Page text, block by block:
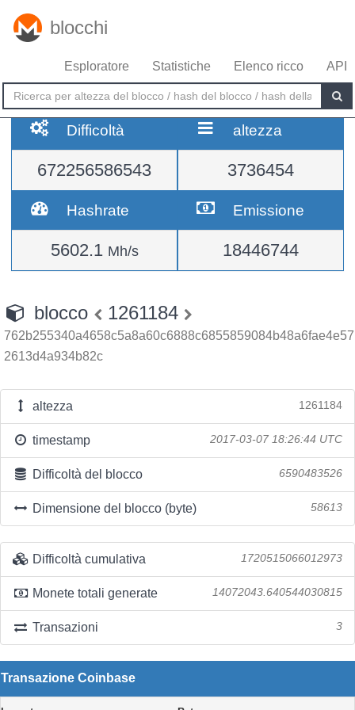
blocchi
Esploratore Statistiche Elenco ricco API
Difficoltà
672256586543
altezza
3736454
Hashrate
5602.1 Mh/s
Emissione
18446744
blocco 1261184
762b255340a4658c5a8a60c6888c6855859084b48a6fae4e57
2613d4a934b82c
altezza 1261184
timestamp 2017-03-07 18:26:44 UTC
Difficoltà del blocco 6590483526
Dimensione del blocco (byte) 58613
Difficoltà cumulativa 1720515066012973
Monete totali generate 14072043.640544030815
Transazioni 3
Transazione Coinbase